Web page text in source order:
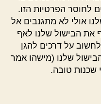
לחוסר הפרטיות הזו.
אולי לא מתגנבים אל
את הבישול שלנו לאף
לחשוב על דרכים להגן
שלנו (מישהו אמר
שכנות טובה.